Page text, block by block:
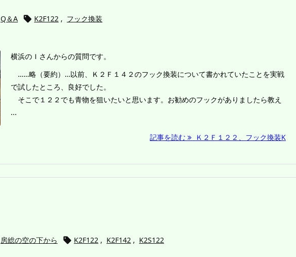
Q＆A  K2F122 , フック換装
横浜のＩさんからの質問です。
……略（要約）…以前、Ｋ２Ｆ１４２のフック換装について書かれていたことを実戦
で試したところ、良好でした。
そこで１２２でも青物を狙いたいと思います。お勧めのフックがありましたら教え
...
記事を読む Ｋ２Ｆ１２２、フック換装K
房総の空の下から  K2F122 , K2F142 , K2S122